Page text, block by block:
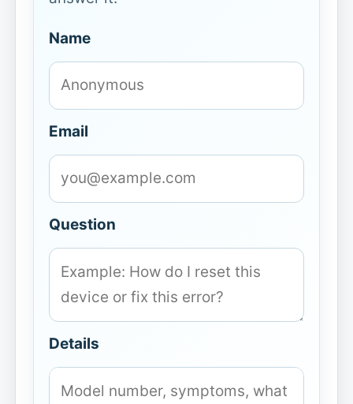
Name
Email
Question
Details